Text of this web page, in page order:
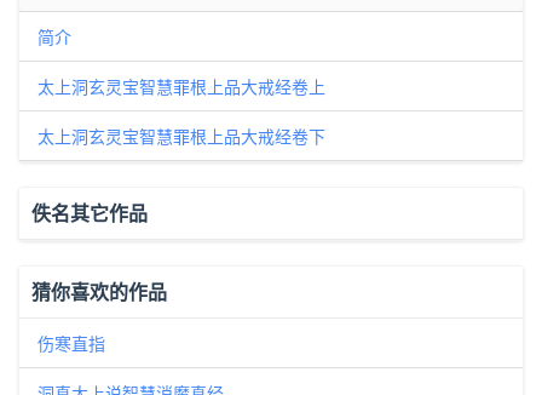
简介
太上洞玄灵宝智慧罪根上品大戒经卷上
太上洞玄灵宝智慧罪根上品大戒经卷下
佚名其它作品
猜你喜欢的作品
伤寒直指